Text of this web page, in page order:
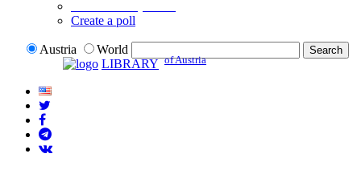
Create a poll
Austria
World
LIBRARY of Austria